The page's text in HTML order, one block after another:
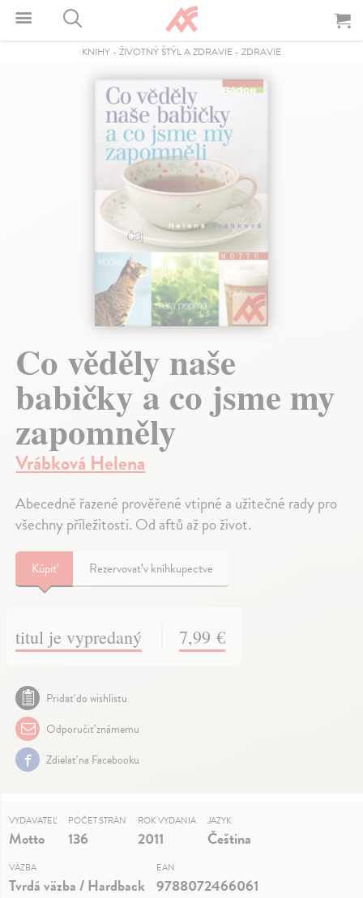
KNIHY - ŽIVOTNÝ ŠTÝL A ZDRAVIE - ZDRAVIE
Co věděly naše
babičky a co jsme my
zapomněly
Vrábková Helena
Abecedně řazené prověřené vtipné a užitečné rady pro
všechny příležitosti. Od aftů až po život.
Kúpiť Rezervovať v kníhkupectve
titul je vypredaný 7,99 €
Pridať do wishlistu
Odporučiť známemu
Zdielať na Facebooku
VYDAVATEĽ
Motto
POČET STRÁN
136
ROK VYDANIA
2011
JAZYK
Čeština
VÄZBA
Tvrdá väzba / Hardback
EAN
9788072466061